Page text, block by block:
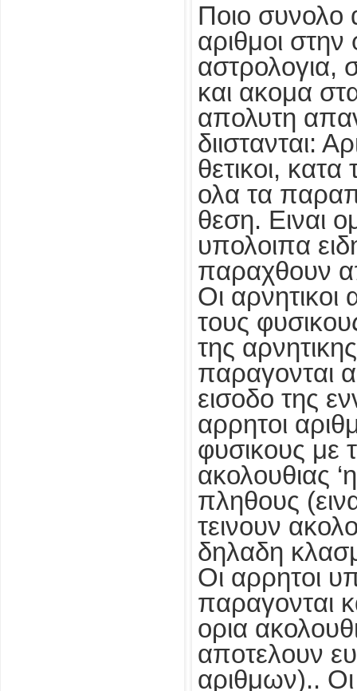
Ποιο συνολο
αριθμοι
αστρολογια,
και ακομα
απολυτη
διιστανται:
θετικοι, κατα
ολα τα
θεση. Ειναι
υπολοιπα
παραχθουν
Οι
τους
της
παραγονται
εισοδο της
αρρητοι
φυσικους με
ακολουθιας
πληθους
τεινουν
δηλαδη
Οι αρρητοι
παραγονται
ορια
αποτελουν
αριθμων).. Οι